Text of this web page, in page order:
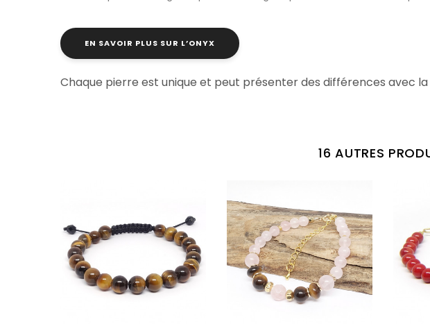
EN SAVOIR PLUS SUR L’ONYX
Chaque pierre est unique et peut présenter des différences avec
16 AUTRES